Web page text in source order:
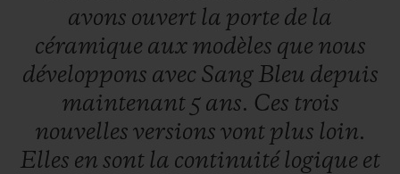
avons ouvert la porte de la
céramique aux modèles que nous
développons avec Sang Bleu depuis
maintenant 5 ans. Ces trois
nouvelles versions vont plus loin.
Elles en sont la continuité logique et